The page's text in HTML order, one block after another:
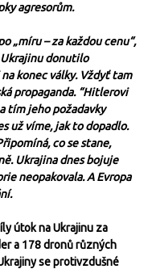
agresorům.
„míru – za každou cenu“,
donutilo
konec války. Vždyť tam
propaganda. “Hitlerovi
tím jeho požadavky
už víme, jak to dopadlo.
co se stane,
Ukrajina dnes bojuje
neopakovala. A Evropa
útok na Ukrajinu za
a 178 dronů různých
se protivzdušné